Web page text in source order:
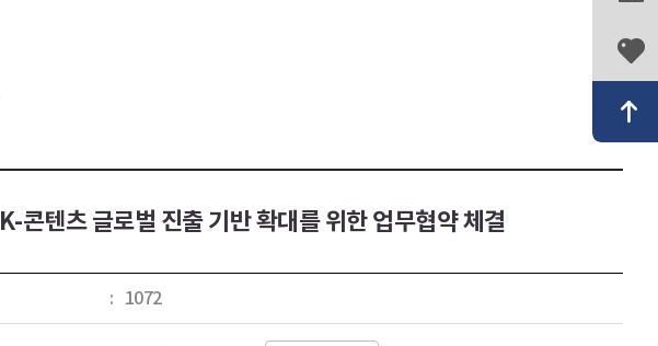
콘텐츠 글로벌 진출 기반 확대를 위한 업무협약 체결
1072